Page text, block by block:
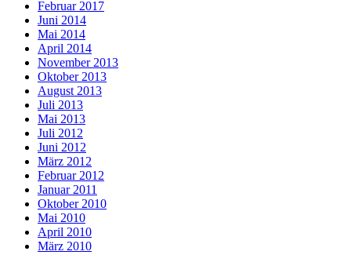
Februar 2017
Juni 2014
Mai 2014
April 2014
November 2013
Oktober 2013
August 2013
Juli 2013
Mai 2013
Juli 2012
Juni 2012
März 2012
Februar 2012
Januar 2011
Oktober 2010
Mai 2010
April 2010
März 2010